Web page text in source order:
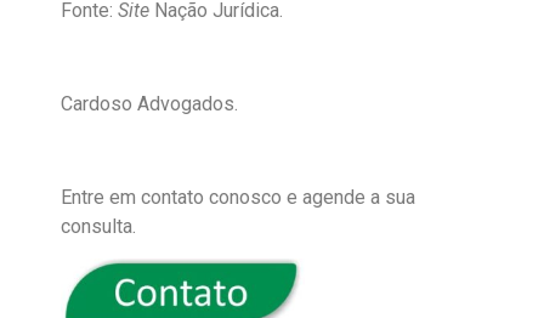
Fonte: Site Nação Jurídica.
Cardoso Advogados.
Entre em contato conosco e agende a sua
consulta.